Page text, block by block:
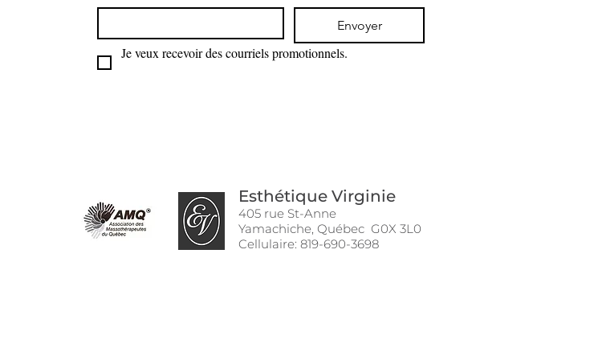
Gestuelle d'application
Appliquer une pression sur les deux yeux, en tapotements
légers autour de l’œil.
Envoyer
Je veux recevoir des courriels promotionnels.
Esthétique Virginie
405 rue St-Anne
Yamachiche, Québec G0X 3L0
Cellulaire: 819-690-3698